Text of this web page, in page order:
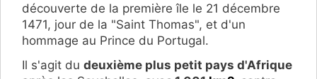
découverte de la première île le 21 décembre
1471, jour de la "Saint Thomas", et d'un
hommage au Prince du Portugal.
Il s'agit du deuxième plus petit pays d'Afrique